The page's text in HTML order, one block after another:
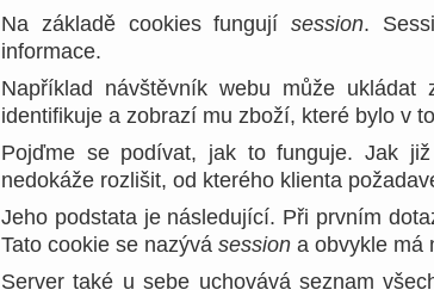
Na základě cookies fungujísession.
informace.
Například návštěvník webu může
identifikuje a zobrazí mu zboží, které bylo v
Pojďme se podívat, jak to funguje. Jak
nedokáže rozlišit, od kterého klienta
Jeho podstata je následující. Při prvním
Tato cookie se nazývá session a obvykle má
Server také u sebe uchovává seznam